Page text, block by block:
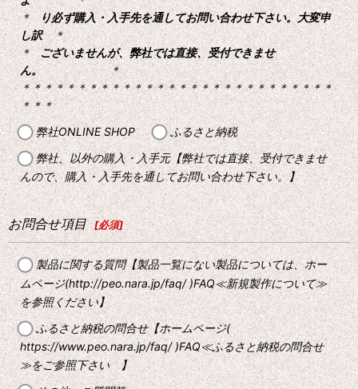
＊り必ず購入・入手先を通してお問い合わせ下さい。大変申
し訳＊
＊ございませんが、弊社では直接、受付できませ
ん。＊
＊＊＊＊＊＊＊＊＊＊＊＊＊＊＊＊＊＊＊＊＊＊＊＊＊＊＊＊
＊＊＊
弊社ONLINE SHOP
ふるさと納税
弊社、以外の購入・入手元【弊社では直接、受付できませ
んので、購入・入手先を通してお問い合わせ下さい。】
お問合せ項目 [必須]
製品に関する質問【製品一覧にない製品については、ホー
ムページ(http://peo.nara.jp/faq/ )FAQ≪新規製作について≫
を参照ください】
ふるさと納税の問合せ【ホームページ(
https://www.peo.nara.jp/faq/ )FAQ≪ふるさと納税の問合せ
≫をご参照下さい 】